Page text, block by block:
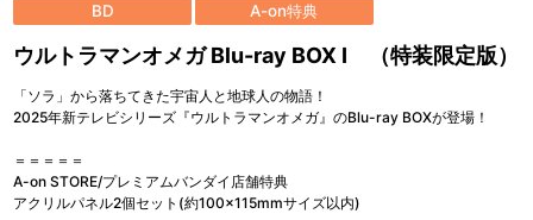
BD A-on特典
ウルトラマンオメガ Blu-ray BOX Ⅰ （特装限定版）
「ソラ」から落ちてきた宇宙人と地球人の物語！
2025年新テレビシリーズ『ウルトラマンオメガ』のBlu-ray BOXが登場！
＝＝＝＝＝
A-on STORE/プレミアムバンダイ店舗特典
アクリルパネル2個セット(約100×115mmサイズ以内)